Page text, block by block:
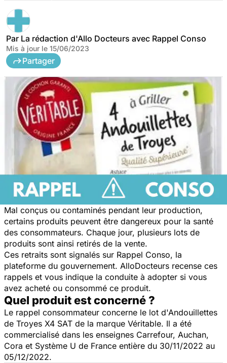
Par La rédaction d'Allo Docteurs avec Rappel Conso
Mis à jour le 15/06/2023
Partager
Mal conçus ou contaminés pendant leur production,
certains produits peuvent être dangereux pour la santé
des consommateurs. Chaque jour, plusieurs lots de
produits sont ainsi retirés de la vente.
Ces retraits sont signalés sur Rappel Conso, la
plateforme du gouvernement. AlloDocteurs recense ces
rappels et vous indique la conduite à adopter si vous
avez acheté ou consommé ce produit.
Quel produit est concerné ?
Le rappel consommateur concerne le lot d'Andouillettes
de Troyes X4 SAT de la marque Véritable. Il a été
commercialisé dans les enseignes Carrefour, Auchan,
Cora et Système U de France entière du 30/11/2022 au
05/12/2022.